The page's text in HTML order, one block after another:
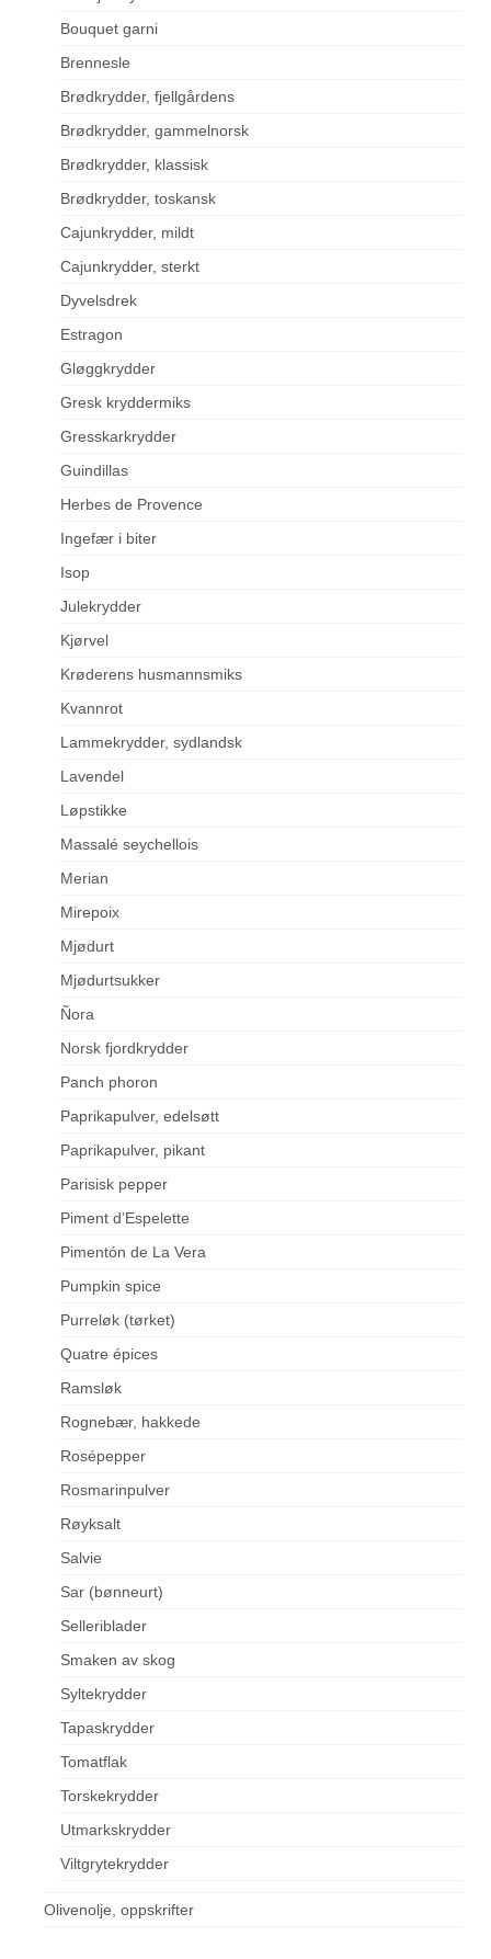
Bouquet garni
Brennesle
Brødkrydder, fjellgårdens
Brødkrydder, gammelnorsk
Brødkrydder, klassisk
Brødkrydder, toskansk
Cajunkrydder, mildt
Cajunkrydder, sterkt
Dyvelsdrek
Estragon
Gløggkrydder
Gresk kryddermiks
Gresskarkrydder
Guindillas
Herbes de Provence
Ingefær i biter
Isop
Julekrydder
Kjørvel
Krøderens husmannsmiks
Kvannrot
Lammekrydder, sydlandsk
Lavendel
Løpstikke
Massalé seychellois
Merian
Mirepoix
Mjødurt
Mjødurtsukker
Ñora
Norsk fjordkrydder
Panch phoron
Paprikapulver, edelsøtt
Paprikapulver, pikant
Parisisk pepper
Piment d’Espelette
Pimentón de La Vera
Pumpkin spice
Purreløk (tørket)
Quatre épices
Ramsløk
Rognebær, hakkede
Rosépepper
Rosmarinpulver
Røyksalt
Salvie
Sar (bønneurt)
Selleriblader
Smaken av skog
Syltekrydder
Tapaskrydder
Tomatflak
Torskekrydder
Utmarkskrydder
Viltgrytekrydder
Olivenolje, oppskrifter